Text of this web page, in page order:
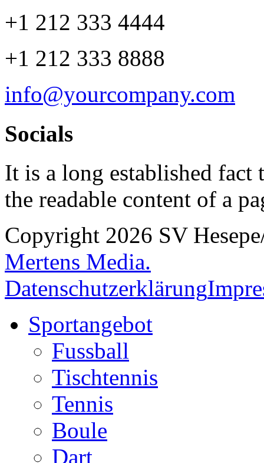
+1 212 333 4444
+1 212 333 8888
info@yourcompany.com
Socials
It is a long established fact
the readable content of a
Copyright 2026 SV
Mertens Media.
Datenschutzerklärung
Sportangebot
Fussball
Tischtennis
Tennis
Boule
Dart